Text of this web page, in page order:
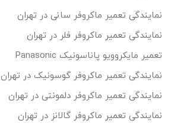
نمایندگی تعمیر ماکروفر سانی در تهران
نمایندگی تعمیر ماکروفر فلر در تهران
تعمیر مایکروویو پاناسونیک Panasonic
نمایندگی تعمیر ماکروفر گوسونیک در تهران
نمایندگی تعمیر ماکروفر دلمونتی در تهران
نمایندگی تعمیر ماکروفر گالانز در تهران